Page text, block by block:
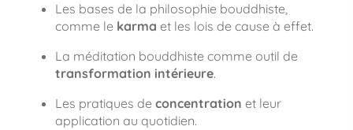
Les bases de la philosophie bouddhiste,
comme le karma et les lois de cause à effet.
La méditation bouddhiste comme outil de
transformation intérieure.
Les pratiques de concentration et leur
application au quotidien.